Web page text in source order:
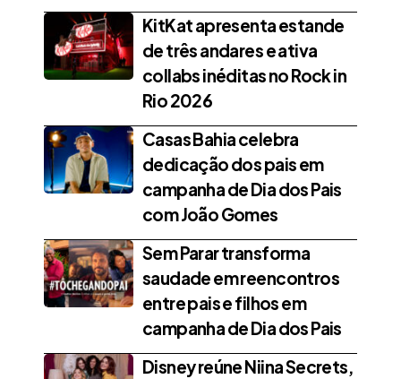
KitKat apresenta estande
de três andares e ativa
collabs inéditas no Rock in
Rio 2026
Casas Bahia celebra
dedicação dos pais em
campanha de Dia dos Pais
com João Gomes
Sem Parar transforma
saudade em reencontros
entre pais e filhos em
campanha de Dia dos Pais
Disney reúne Niina Secrets,